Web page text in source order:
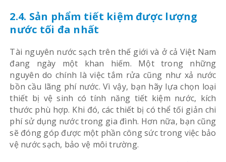
2.4. Sản phẩm tiết kiệm được lượng
nước tối đa nhất
Tài nguyên nước sạch trên thế giới và ở cả Việt Nam
đang ngày một khan hiếm. Một trong những
nguyên do chính là việc tắm rửa cũng như xả nước
bồn cầu lãng phí nước. Vì vậy, bạn hãy lựa chọn loại
thiết bị vệ sinh có tính năng tiết kiệm nước, kích
thước phù hợp. Khi đó, các thiết bị có thể tối giản chi
phí sử dụng nước trong gia đình. Hơn nữa, bạn cũng
sẽ đóng góp được một phần công sức trong việc bảo
vệ nước sạch, bảo vệ môi trường.